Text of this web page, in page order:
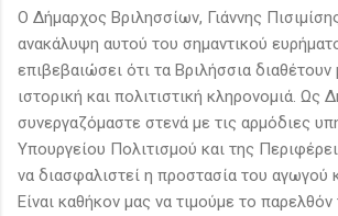
Ο Δήμαρχος Βριλησσίων, Γιάννης
ανακάλυψη αυτού του σημαντικού
επιβεβαιώσει ότι τα Βριλήσσια διαθέτουν
ιστορική και πολιτιστική κληρονομιά. Ως
συνεργαζόμαστε στενά με τις αρμόδιες
Υπουργείου Πολιτισμού και της
να διασφαλιστεί η προστασία του αγωγού
Είναι καθήκον μας να τιμούμε το